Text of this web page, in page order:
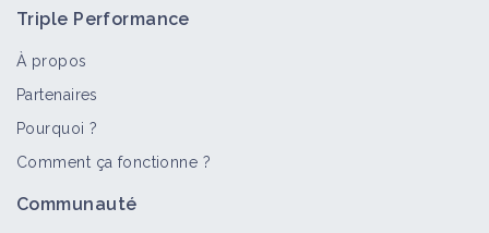
Triple Performance
À propos
Partenaires
Pourquoi ?
Comment ça fonctionne ?
Communauté